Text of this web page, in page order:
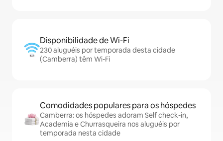
Disponibilidade de Wi-Fi
230 aluguéis por temporada desta cidade
(Camberra) têm Wi-Fi
Comodidades populares para os hóspedes
Camberra: os hóspedes adoram Self check-in,
Academia e Churrasqueira nos aluguéis por
temporada nesta cidade